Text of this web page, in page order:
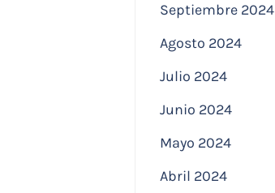
Septiembre 2024
Agosto 2024
Julio 2024
Junio 2024
Mayo 2024
Abril 2024